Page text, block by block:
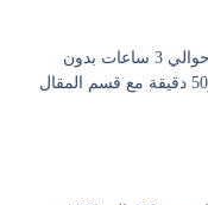
مدة الاختبار الإجمالية هي حوالي 3 ساعات بدون